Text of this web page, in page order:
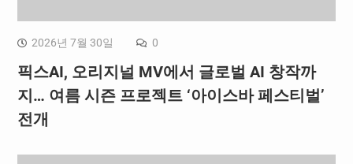
2026년 7월 30일 0
픽스AI, 오리지널 MV에서 글로벌 AI 창작까
지… 여름 시즌 프로젝트 ‘아이스바 페스티벌’
전개